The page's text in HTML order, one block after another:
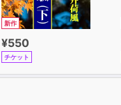
新作
¥550
チケット